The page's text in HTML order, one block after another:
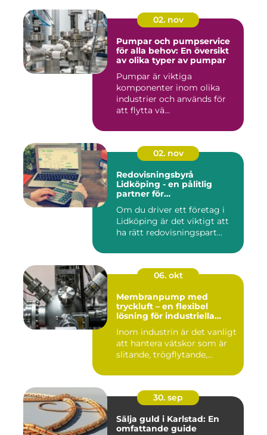
02. nov
Pumpar och pumpservice
för alla behov: En översikt
av olika typer av pumpar
Pumpar är viktiga
komponenter inom olika
industrier och används för
att flytta vä...
02. nov
Redovisningsbyrå
Lidköping - en pålitlig
partner för
Lidköping
Om du driver ett företag i
Lidköping är det viktigt att
ha rätt redovisningspart...
06. okt
Membranpump med
tryckluft – en flexibel
lösning för industriella
Inom industrin är det vanligt
att hantera vätskor som är
slitande, trögflytande,...
30. sep
Sälja guld i Karlstad: En
omfattande guide